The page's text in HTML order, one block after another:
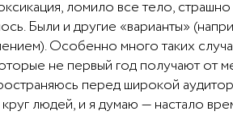
ломило все тело,
Были и другие «варианты»
Особенно много таких
не первый год получают
перед широкой
людей, и я думаю — настало